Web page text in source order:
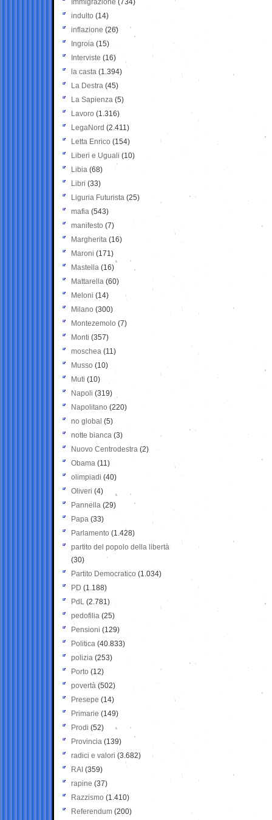
Immigrazione (734)
indulto (14)
inflazione (26)
Ingroia (15)
Interviste (16)
la casta (1.394)
La Destra (45)
La Sapienza (5)
Lavoro (1.316)
LegaNord (2.411)
Letta Enrico (154)
Liberi e Uguali (10)
Libia (68)
Libri (33)
Liguria Futurista (25)
mafia (543)
manifesto (7)
Margherita (16)
Maroni (171)
Mastella (16)
Mattarella (60)
Meloni (14)
Milano (300)
Montezemolo (7)
Monti (357)
moschea (11)
Musso (10)
Muti (10)
Napoli (319)
Napolitano (220)
no global (5)
notte bianca (3)
Nuovo Centrodestra (2)
Obama (11)
olimpiadi (40)
Oliveri (4)
Pannella (29)
Papa (33)
Parlamento (1.428)
partito del popolo della libertà
(30)
Partito Democratico (1.034)
PD (1.188)
PdL (2.781)
pedofilia (25)
Pensioni (129)
Politica (40.833)
polizia (253)
Porto (12)
povertà (502)
Presepe (14)
Primarie (149)
Prodi (52)
Provincia (139)
radici e valori (3.682)
RAI (359)
rapine (37)
Razzismo (1.410)
Referendum (200)